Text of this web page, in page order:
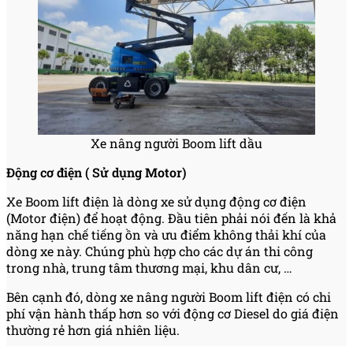
Xe nâng người Boom lift dầu
Động cơ điện ( Sử dụng Motor)
Xe Boom lift điện là dòng xe sử dụng động cơ điện
(Motor điện) để hoạt động. Đầu tiên phải nói đến là khả
năng hạn chế tiếng ồn và ưu điểm không thải khí của
dòng xe này. Chúng phù hợp cho các dự án thi công
trong nhà, trung tâm thương mại, khu dân cư, …
Bên cạnh đó, dòng xe nâng người Boom lift điện có chi
phí vận hành thấp hơn so với động cơ Diesel do giá điện
thường rẻ hơn giá nhiên liệu.